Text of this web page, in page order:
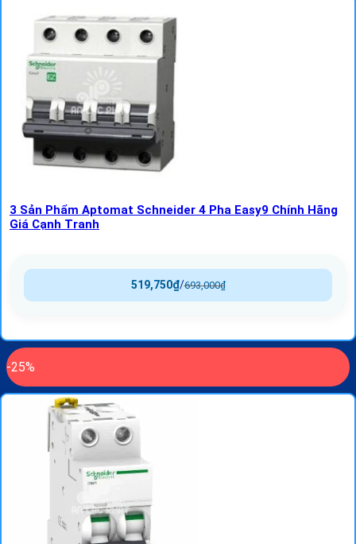
3 Sản Phẩm Aptomat Schneider 4 Pha Easy9 Chính Hãng
Giá Cạnh Tranh
693,000₫
/
519,750₫
-25%